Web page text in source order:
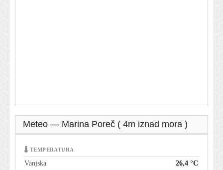
Meteo — Marina Poreč ( 4m iznad mora )
🌡 TEMPERATURA
Vanjska 26,4 °C